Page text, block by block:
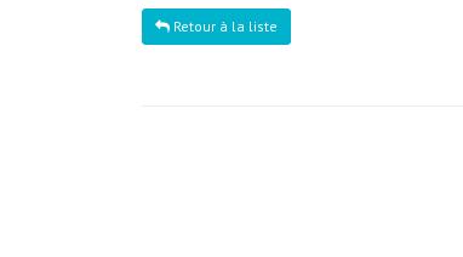
Retour à la liste